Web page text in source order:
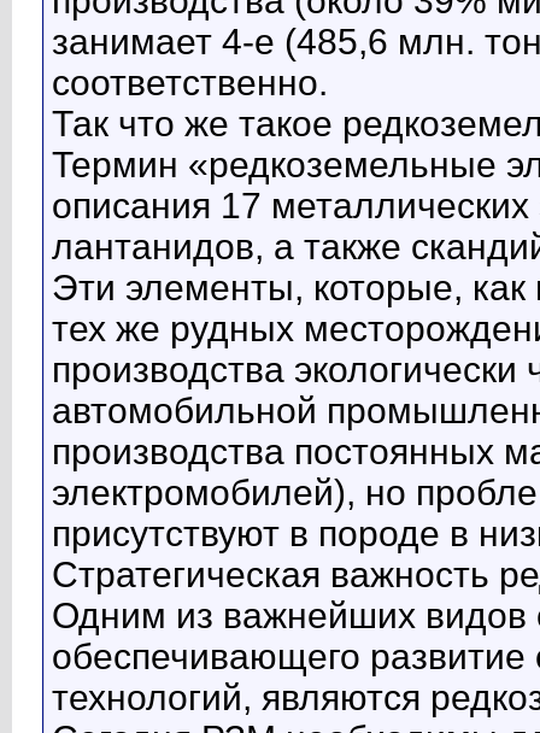
занимает 4-е (485,6 млн.
соответственно.
Так что же такое
Термин «редкоземельные
описания 17
лантанидов, а также
Эти элементы, которые,
тех же рудных
производства
автомобильной
производства постоянных
электромобилей), но
присутствуют в породе в
Стратегическая важность
Одним из важнейших видов
обеспечивающего
технологий, являются